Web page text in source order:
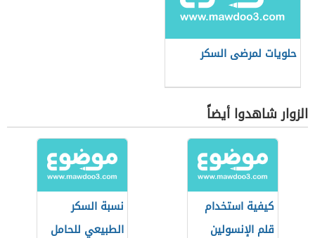
حلويات لمرضى السكر
الزوار شاهدوا أيضاً
كيفية استخدام
قلم الإنسولين
نسبة السكر
الطبيعي للحامل